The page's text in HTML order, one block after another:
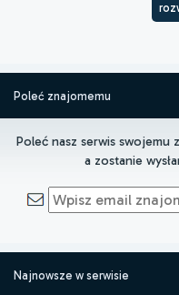
Poleć znajomemu
Poleć nasz serwis swojemu
a zostanie
Najnowsze w serwisie